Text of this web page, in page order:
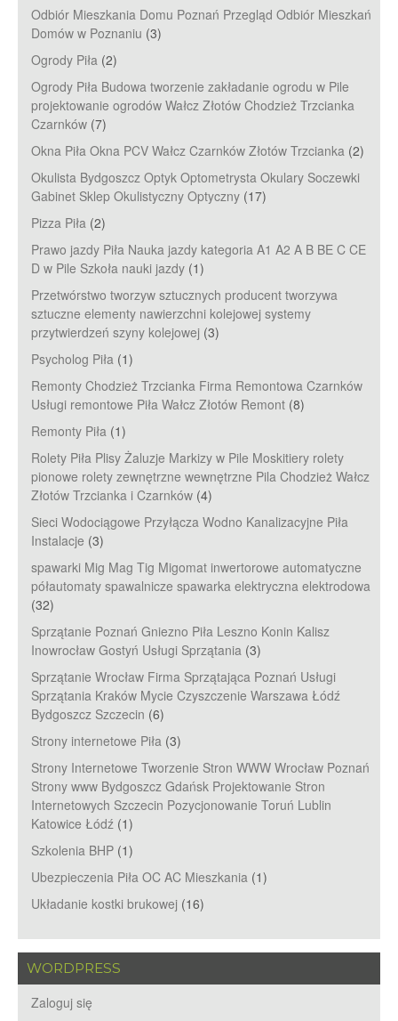
Odbiór Mieszkania Domu Poznań Przegląd Odbiór Mieszkań
Domów w Poznaniu (3)
Ogrody Piła (2)
Ogrody Piła Budowa tworzenie zakładanie ogrodu w Pile
projektowanie ogrodów Wałcz Złotów Chodzież Trzcianka
Czarnków (7)
Okna Piła Okna PCV Wałcz Czarnków Złotów Trzcianka (2)
Okulista Bydgoszcz Optyk Optometrysta Okulary Soczewki
Gabinet Sklep Okulistyczny Optyczny (17)
Pizza Piła (2)
Prawo jazdy Piła Nauka jazdy kategoria A1 A2 A B BE C CE
D‎ w Pile Szkoła nauki jazdy (1)
Przetwórstwo tworzyw sztucznych producent tworzywa
sztuczne elementy nawierzchni kolejowej systemy
przytwierdzeń szyny kolejowej (3)
Psycholog Piła (1)
Remonty Chodzież Trzcianka Firma Remontowa Czarnków
Usługi remontowe Piła Wałcz Złotów Remont (8)
Remonty Piła (1)
Rolety Piła Plisy Żaluzje Markizy w Pile Moskitiery rolety
pionowe rolety zewnętrzne wewnętrzne Pila Chodzież Wałcz
Złotów Trzcianka i Czarnków (4)
Sieci Wodociągowe Przyłącza Wodno Kanalizacyjne Piła
Instalacje (3)
spawarki Mig Mag Tig Migomat inwertorowe automatyczne
półautomaty spawalnicze spawarka elektryczna elektrodowa
(32)
Sprzątanie Poznań Gniezno Piła Leszno Konin Kalisz
Inowrocław Gostyń Usługi Sprzątania (3)
Sprzątanie Wrocław Firma Sprzątająca Poznań Usługi
Sprzątania Kraków Mycie Czyszczenie Warszawa Łódź
Bydgoszcz Szczecin (6)
Strony internetowe Piła (3)
Strony Internetowe Tworzenie Stron WWW Wrocław Poznań
Strony www Bydgoszcz Gdańsk Projektowanie Stron
Internetowych Szczecin Pozycjonowanie Toruń Lublin
Katowice Łódź (1)
Szkolenia BHP (1)
Ubezpieczenia Piła OC AC Mieszkania (1)
Układanie kostki brukowej (16)
WORDPRESS
Zaloguj się